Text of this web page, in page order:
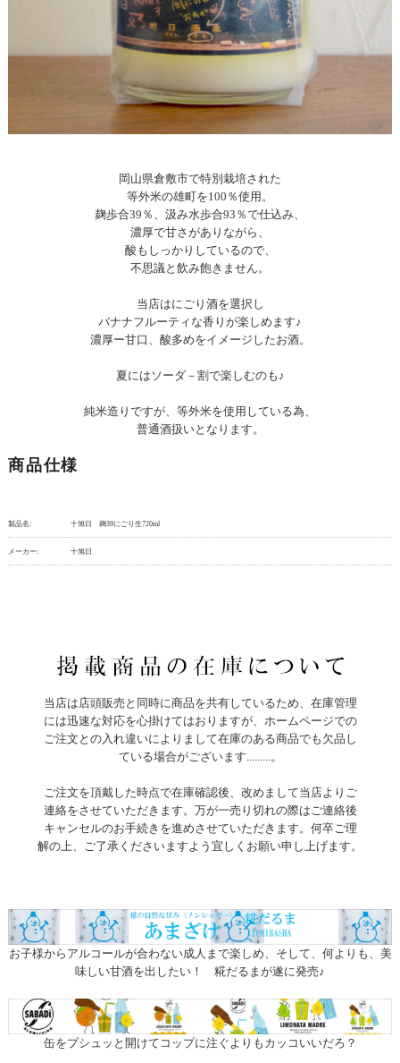
岡山県倉敷市で特別栽培された
等外米の雄町を100％使用。
麹歩合39％、汲み水歩合93％で仕込み、
濃厚で甘さがありながら、
酸もしっかりしているので、
不思議と飲み飽きません。
当店はにごり酒を選択し
バナナフルーティな香りが楽しめます♪
濃厚ー甘口、酸多めをイメージしたお酒。
夏にはソーダ－割で楽しむのも♪
純米造りですが、等外米を使用している為、
普通酒扱いとなります。
商品仕様
製品名: 十旭日 麹39にごり生720ml
メーカー: 十旭日
当店は店頭販売と同時に商品を共有しているため、在庫管理
には迅速な対応を心掛けてはおりますが、ホームページでの
ご注文との入れ違いによりまして在庫のある商品でも欠品し
ている場合がございます.........。
ご注文を頂戴した時点で在庫確認後、改めまして当店よりご
連絡をさせていただきます。万が一売り切れの際はご連絡後
キャンセルのお手続きを進めさせていただきます。何卒ご理
解の上、ご了承くださいますよう宜しくお願い申し上げます。
お子様からアルコールが合わない成人まで楽しめ、そして、何よりも、美
味しい甘酒を出したい！ 糀だるまが遂に発売♪
缶をプシュッと開けてコップに注ぐよりもカッコいいだろ？